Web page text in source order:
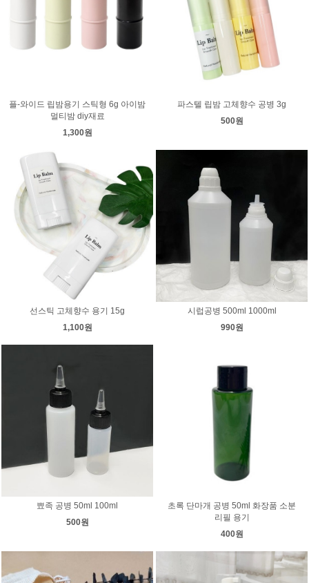
플-와이드 립밤용기 스틱형 6g 아이밤
멀티밤 diy재료
1,300원
파스텔 립밤 고체향수 공병 3g
500원
선스틱 고체향수 용기 15g
1,100원
시럽공병 500ml 1000ml
990원
뾰족 공병 50ml 100ml
500원
초록 단마개 공병 50ml 화장품 소분
리필 용기
400원